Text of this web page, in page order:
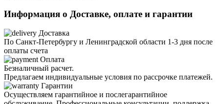
Информация о Доставке, оплате и гарантии
Доставка
По Санкт-Петербургу и Ленинградской области 1-3 дня после
оплаты счета
Оплата
Безналичный расчет.
Предлагаем индивидуальные условия по рассрочке платежей.
Гарантии
Осуществляем гарантийное и послегарантийное